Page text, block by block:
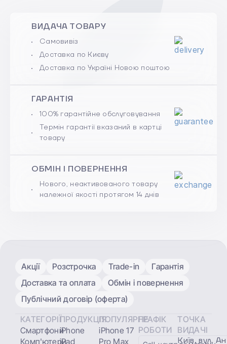
ВИДАЧА ТОВАРУ
Самовивіз
Доставка по Києву
Доставка по Україні Новою поштою
ГАРАНТІЯ
100% гарантійне обслуговування
Термін гарантії вказаний в картці
товару
ОБМІН І ПОВЕРНЕННЯ
Нового, неактивованого товару
належної якості протягом 14 днів
Акції Розстрочка Trade-in
Гарантія
Доставка та оплата
Обмін і повернення
Публічний договір (оферта)
КАТЕГОРІЇ
Смартфони
Комп'ютери
ПРОДУКЦІЯ
iPhone
iPad
ПОПУЛЯРНЕ
iPhone 17
Pro Max
ГРАФІК
РОБОТИ
ТОЧКА
ВИДАЧІ
Київ, вул.